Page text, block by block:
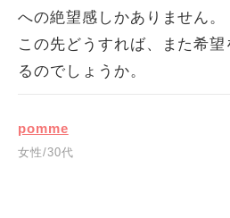
への絶望感しかありません。
この先どうすれば、また希
るのでしょうか。
pomme
女性/30代